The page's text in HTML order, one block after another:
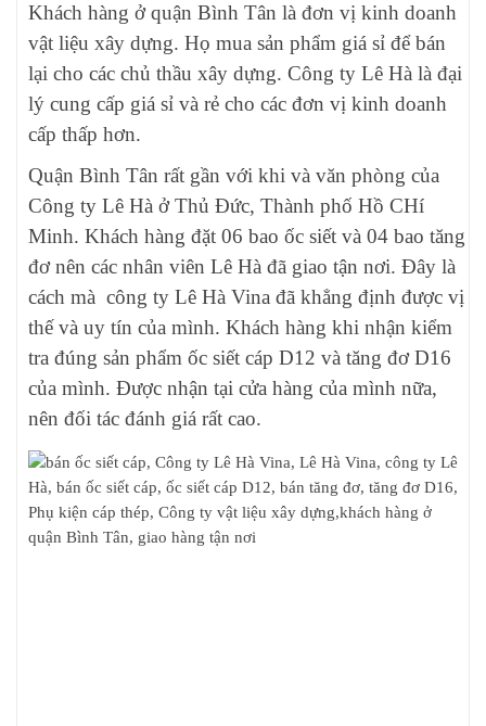
Khách hàng ở quận Bình Tân là đơn vị kinh doanh
vật liệu xây dựng. Họ mua sản phẩm giá sỉ để bán
lại cho các chủ thầu xây dựng. Công ty Lê Hà là đại
lý cung cấp giá sỉ và rẻ cho các đơn vị kinh doanh
cấp thấp hơn.
Quận Bình Tân rất gần với khi và văn phòng của
Công ty Lê Hà ở Thủ Đức, Thành phố Hồ CHí
Minh. Khách hàng đặt 06 bao ốc siết và 04 bao tăng
đơ nên các nhân viên Lê Hà đã giao tận nơi. Đây là
cách mà công ty Lê Hà Vina đã khẳng định được vị
thế và uy tín của mình. Khách hàng khi nhận kiểm
tra đúng sản phẩm ốc siết cáp D12 và tăng đơ D16
của mình. Được nhận tại cửa hàng của mình nữa,
nên đối tác đánh giá rất cao.